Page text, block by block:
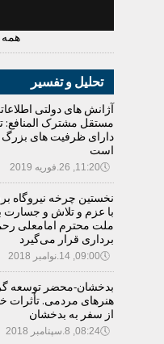
همه
تحلیل و تفسیر
آژانش های دولتی
مستقل مشترک المنافع:
دارای ظرفیت های
است
🕔11:20, 26.فوریه 2019
نخستین چرخه نیروگاه
با عزم و تلاش و جسارت
ملت محترم امامعلی
برداری قرار می‌گیرد
🕔09:00, 14.نوامبر 2018
بدخشان-محضر توسعه
هنرهای مردمی. تأثرات
از سفر به بدخشان
🕔08:24, 8.سپتامبر 2018